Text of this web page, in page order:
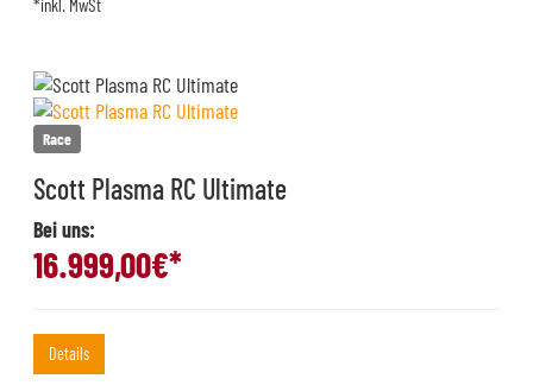
*inkl. MwSt
Race
Scott Plasma RC Ultimate
Bei uns:
16.999,00€*
Details